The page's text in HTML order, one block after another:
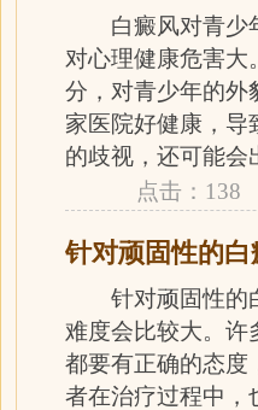
白癜风对青少年
对心理健康危害大
分，对青少年的外
家医院好健康，导
的歧视，还可能会
点击：138
针对顽固性的
针对顽固性的白
难度会比较大。许
都要有正确的态度
者在治疗过程中，